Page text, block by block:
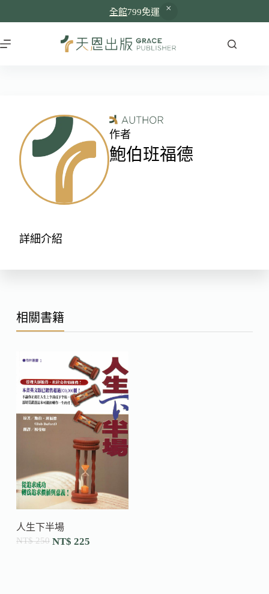
全館799免運
作者
鮑伯班福德
詳細介紹
相關書籍
人生下半場
NT$250 NT$ 225